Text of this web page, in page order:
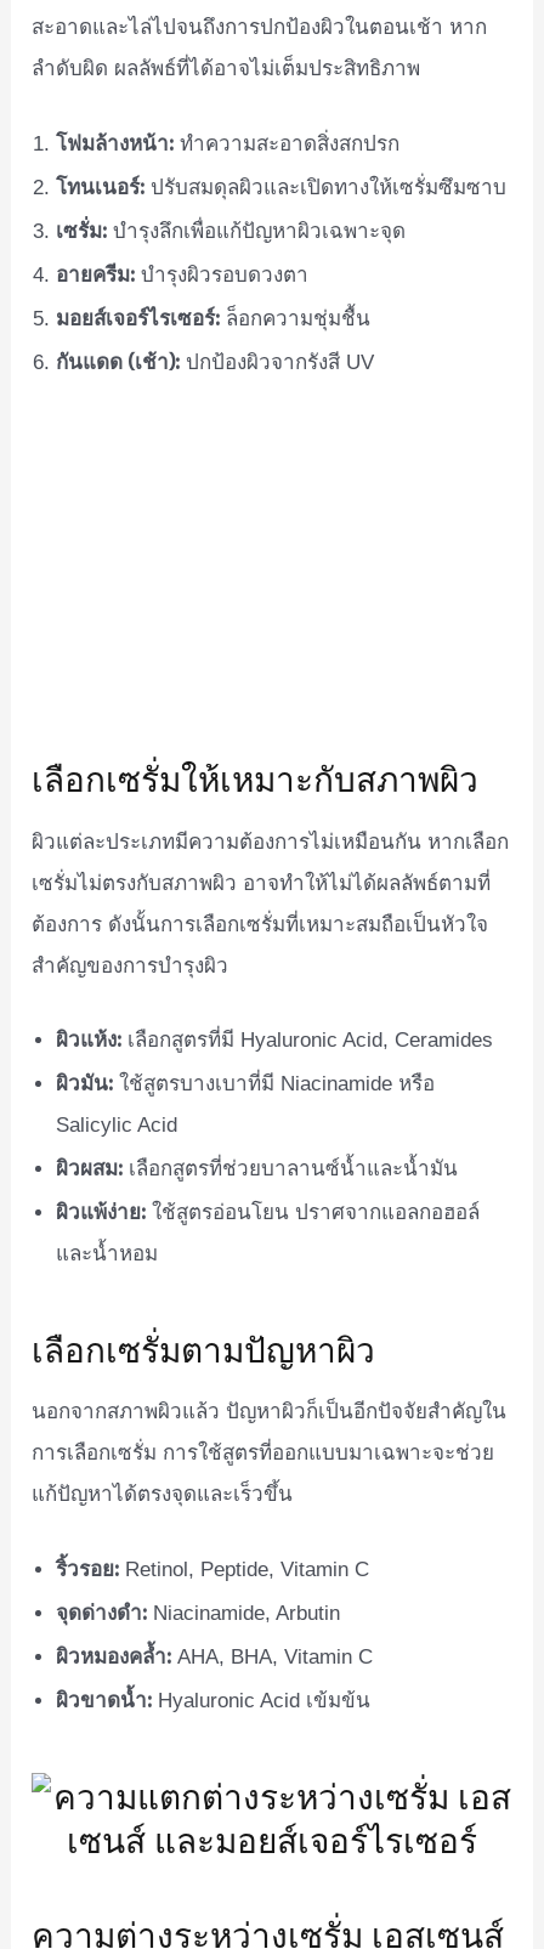
สะอาดและไล่ไปจนถึงการปกป้องผิวในตอนเช้า หาก
ลำดับผิด ผลลัพธ์ที่ได้อาจไม่เต็มประสิทธิภาพ
โฟมล้างหน้า: ทำความสะอาดสิ่งสกปรก
โทนเนอร์: ปรับสมดุลผิวและเปิดทางให้เซรั่มซึมซาบ
เซรั่ม: บำรุงลึกเพื่อแก้ปัญหาผิวเฉพาะจุด
อายครีม: บำรุงผิวรอบดวงตา
มอยส์เจอร์ไรเซอร์: ล็อกความชุ่มชื้น
กันแดด (เช้า): ปกป้องผิวจากรังสี UV
เลือกเซรั่มให้เหมาะกับสภาพผิว
ผิวแต่ละประเภทมีความต้องการไม่เหมือนกัน หากเลือก
เซรั่มไม่ตรงกับสภาพผิว อาจทำให้ไม่ได้ผลลัพธ์ตามที่
ต้องการ ดังนั้นการเลือกเซรั่มที่เหมาะสมถือเป็นหัวใจ
สำคัญของการบำรุงผิว
ผิวแห้ง: เลือกสูตรที่มี Hyaluronic Acid, Ceramides
ผิวมัน: ใช้สูตรบางเบาที่มี Niacinamide หรือ
Salicylic Acid
ผิวผสม: เลือกสูตรที่ช่วยบาลานซ์น้ำและน้ำมัน
ผิวแพ้ง่าย: ใช้สูตรอ่อนโยน ปราศจากแอลกอฮอล์
และน้ำหอม
เลือกเซรั่มตามปัญหาผิว
นอกจากสภาพผิวแล้ว ปัญหาผิวก็เป็นอีกปัจจัยสำคัญใน
การเลือกเซรั่ม การใช้สูตรที่ออกแบบมาเฉพาะจะช่วย
แก้ปัญหาได้ตรงจุดและเร็วขึ้น
ริ้วรอย: Retinol, Peptide, Vitamin C
จุดด่างดำ: Niacinamide, Arbutin
ผิวหมองคล้ำ: AHA, BHA, Vitamin C
ผิวขาดน้ำ: Hyaluronic Acid เข้มข้น
ความต่างระหว่างเซรั่ม เอสเซนส์